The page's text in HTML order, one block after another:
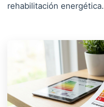
rehabilitación energética.